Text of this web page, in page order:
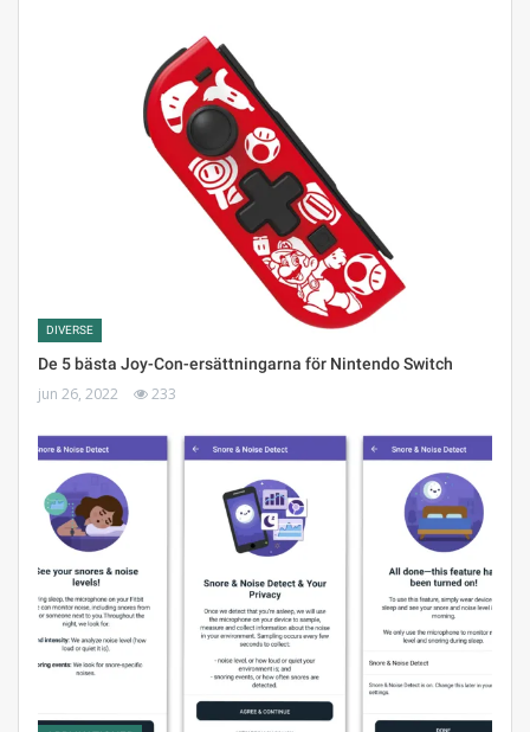
DIVERSE
De 5 bästa Joy-Con-ersättningarna för Nintendo Switch
jun 26, 2022 233